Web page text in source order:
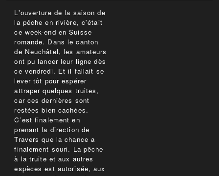
L'ouverture de la saison de
la pêche en rivière, c'était
ce week-end en Suisse
romande. Dans le canton
de Neuchâtel, les amateurs
ont pu lancer leur ligne dès
ce vendredi. Et il fallait se
lever tôt pour espérer
attraper quelques truites,
car ces dernières sont
restées bien cachées.
C’est finalement en
prenant la direction de
Travers que la chance a
finalement souri. La pêche
à la truite et aux autres
espèces est autorisée, aux